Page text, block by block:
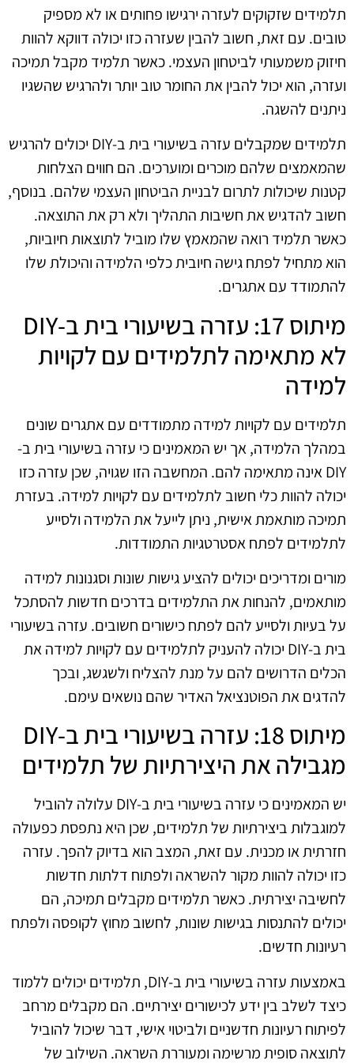
תלמידים שזקוקים לעזרה ירגישו פחותים או לא מספיק
טובים. עם זאת, חשוב להבין שעזרה כזו יכולה דווקא להוות
חיזוק משמעותי לביטחון העצמי. כאשר תלמיד מקבל תמיכה
ועזרה, הוא יכול להבין את החומר טוב יותר ולהרגיש שהשגיו
ניתנים להשגה.
תלמידים שמקבלים עזרה בשיעורי בית ב-DIY יכולים להרגיש
שהמאמצים שלהם מוכרים ומוערכים. הם חווים הצלחות
קטנות שיכולות לתרום לבניית הביטחון העצמי שלהם. בנוסף,
חשוב להדגיש את חשיבות התהליך ולא רק את התוצאה.
כאשר תלמיד רואה שהמאמץ שלו מוביל לתוצאות חיוביות,
הוא מתחיל לפתח גישה חיובית כלפי הלמידה והיכולת שלו
להתמודד עם אתגרים.
מיתוס 17: עזרה בשיעורי בית ב-DIY
לא מתאימה לתלמידים עם לקויות
למידה
תלמידים עם לקויות למידה מתמודדים עם אתגרים שונים
במהלך הלמידה, אך יש המאמינים כי עזרה בשיעורי בית ב-
DIY אינה מתאימה להם. המחשבה הזו שגויה, שכן עזרה כזו
יכולה להוות כלי חשוב לתלמידים עם לקויות למידה. בעזרת
תמיכה מותאמת אישית, ניתן לייעל את הלמידה ולסייע
לתלמידים לפתח אסטרטגיות התמודדות.
מורים ומדריכים יכולים להציע גישות שונות וסגנונות למידה
מותאמים, להנחות את התלמידים בדרכים חדשות להסתכל
על בעיות ולסייע להם לפתח כישורים חשובים. עזרה בשיעורי
בית ב-DIY יכולה להעניק לתלמידים עם לקויות למידה את
הכלים הדרושים להם על מנת להצליח ולשגשג, ובכך
להדגים את הפוטנציאל האדיר שהם נושאים עימם.
מיתוס 18: עזרה בשיעורי בית ב-DIY
מגבילה את היצירתיות של תלמידים
יש המאמינים כי עזרה בשיעורי בית ב-DIY עלולה להוביל
למוגבלות ביצירתיות של תלמידים, שכן היא נתפסת כפעולה
חזרתית או מכנית. עם זאת, המצב הוא בדיוק להפך. עזרה
כזו יכולה להוות מקור להשראה ולפתוח דלתות חדשות
לחשיבה יצירתית. כאשר תלמידים מקבלים תמיכה, הם
יכולים להתנסות בגישות שונות, לחשוב מחוץ לקופסה ולפתח
רעיונות חדשים.
באמצעות עזרה בשיעורי בית ב-DIY, תלמידים יכולים ללמוד
כיצד לשלב בין ידע לכישורים יצירתיים. הם מקבלים מרחב
לפיתוח רעיונות חדשניים ולביטוי אישי, דבר שיכול להוביל
לתוצאה סופית מרשימה ומעוררת השראה. השילוב של